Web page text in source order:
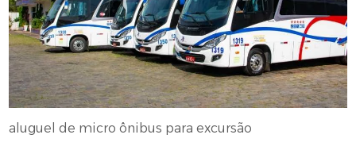
aluguel de micro ônibus para excursão